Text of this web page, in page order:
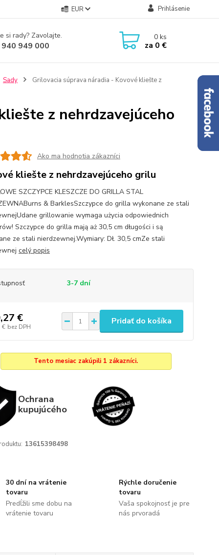
EUR Prihlásenie
si rady? Zavolajte.
949 000
0ks
za 0 €
Sady Grilovacia súprava náradia - Kovové kliešte z
z nehrdzavejúceho
Ako ma hodnotia zákazníci
kliešte z nehrdzavejúceho grilu
SZCZYPCE KLESZCZE DO GRILLA STAL
& BarklesSzczypce do grilla wykonane ze stali
grillowanie wymaga użycia odpowiednich
Szczypce do grilla mają aż 30,5 cm długości i są
ze stali nierdzewnej.Wymiary: Dł. 30,5 cmZe stali
celý popis
3-7 dní
€
€ bez DPH
Pridať do košíka
Tento mesiac zakúpili 1 zákazníci.
Ochrana
kupujúcého
13615398498
30 dní na vrátenie
tovaru
Predĺžili sme dobu na
vrátenie tovaru
Rýchle doručenie
tovaru
Vaša spokojnosť je pre
nás prvoradá